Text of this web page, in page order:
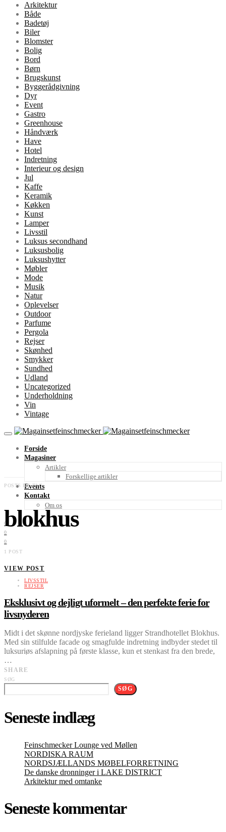
Arkitektur
Både
Badetøj
Biler
Blomster
Bolig
Bord
Børn
Brugskunst
Byggerådgivning
Dyr
Event
Gastro
Greenhouse
Håndværk
Have
Hotel
Indretning
Interieur og design
Jul
Kaffe
Keramik
Køkken
Kunst
Lamper
Livsstil
Luksus secondhand
Luksusbolig
Luksushytter
Møbler
Mode
Musik
Natur
Oplevelser
Outdoor
Parfume
Pergola
Rejser
Skønhed
Smykker
Sundhed
Udland
Uncategorized
Underholdning
Vin
Vintage
Forside
Magasiner
Artikler
Forskellige artikler
Events
Kontakt
Om os
0
0
0
POSTS BY TAG
blokhus
1 POST
VIEW POST
LIVSSTIL
REJSER
Eksklusivt og dejligt uformelt – den perfekte ferie for
livsnyderen
Midt i det skønne nordjyske ferieland ligger Strandhotellet Blokhus.
Med sin stilfulde facade og smagfulde indretning indbyder stedet til
luksuriøs afslapning på første klasse, kun et stenkast fra den brede,
…
SHARE
SØG
SØG
Seneste indlæg
Feinschmecker Lounge ved Møllen
NORDISKA RAUM
NORDSJÆLLANDS MØBELFORRETNING
De danske dronninger i LAKE DISTRICT
Arkitektur med omtanke
Seneste kommentar